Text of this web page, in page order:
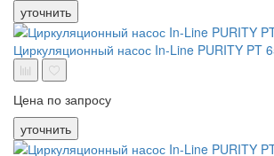
уточнить
Циркуляционный насос In-Line PURITY PT
Цена по запросу
уточнить